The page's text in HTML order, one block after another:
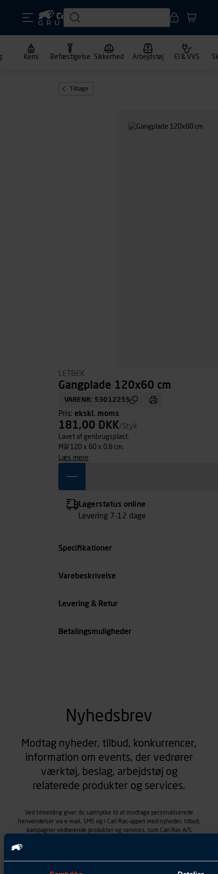
Kemi Befæstigelse Sikkerhed Arbejdstøj El & VVS
Tilbage
LETBEK
Gangplade 120x60 cm
VARENR: 53012255
Pris: ekskl. moms
181,00 DKK/Styk
Lavet af genbrugsplast.
Mål 120 x 60 x 0,8 cm.
læs mere
Lagerstatus online
Levering 7-12 dage
Specifikationer
Længde mm
Varebeskrivelse
Levering & Retur
Betalingsmuligheder
Nyhedsbrev
Modtag nyheder, tilbud, konkurrencer,
information om events, der vedrører
værktøj, beslag, arbejdstøj og
relaterede produkter og services.
Ved tilmelding giver du samtykke til at modtage personaliserede
henvendelser via e-mail, SMS og i Carl Ras-appen med nyheder, tilbud,
kampagner vedrørende produkter og services, som Carl Ras A/S